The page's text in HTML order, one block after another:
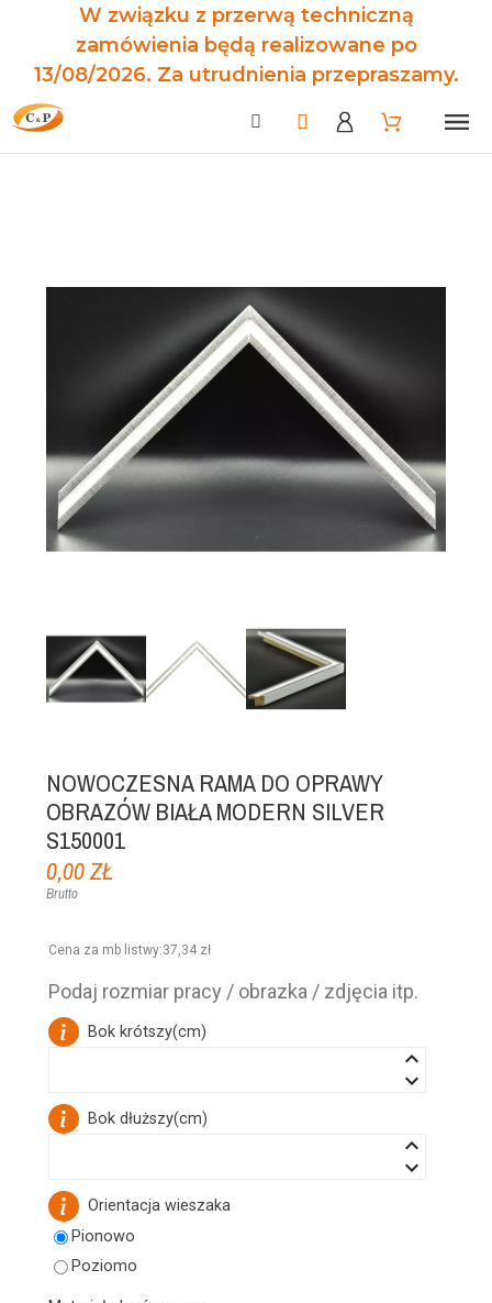
W związku z przerwą techniczną
zamówienia będą realizowane po
13/08/2026. Za utrudnienia przepraszamy.
NOWOCZESNA RAMA DO OPRAWY
OBRAZÓW BIAŁA MODERN SILVER
S150001
0,00 ZŁ
Brutto
Cena za mb listwy:37,34 zł
Podaj rozmiar pracy / obrazka / zdjęcia itp.
Bok krótszy(cm)
keyboard_arrow_up
keyboard_arrow_down
Bok dłuższy(cm)
keyboard_arrow_up
keyboard_arrow_down
Orientacja wieszaka
Pionowo
Poziomo